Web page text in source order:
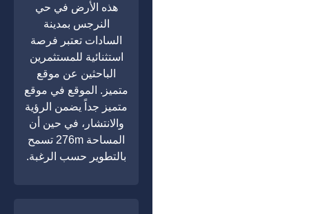
هذه الأرض في حي
النرجس بمدينة
السادات تعتبر فرصة
استثنائية للمستثمرين
الباحثين عن موقع
متميز. الموقع في موقع
متميز جداً يضمن الرؤية
والانتشار، في حين أن
المساحة 276m تسمح
بالتطوير حسب الرغبة.